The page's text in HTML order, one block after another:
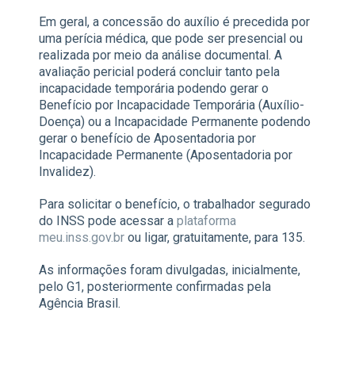
Em geral, a concessão do auxílio é precedida por
uma perícia médica, que pode ser presencial ou
realizada por meio da análise documental. A
avaliação pericial poderá concluir tanto pela
incapacidade temporária podendo gerar o
Benefício por Incapacidade Temporária (Auxílio-
Doença) ou a Incapacidade Permanente podendo
gerar o benefício de Aposentadoria por
Incapacidade Permanente (Aposentadoria por
Invalidez).
Para solicitar o benefício, o trabalhador segurado
do INSS pode acessar a plataforma
meu.inss.gov.br ou ligar, gratuitamente, para 135.
As informações foram divulgadas, inicialmente,
pelo G1, posteriormente confirmadas pela
Agência Brasil.